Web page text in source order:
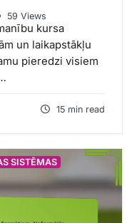
59 Views
kursa
un laikapstākļu
pieredzi visiem
15 min read
SISTĒMAS